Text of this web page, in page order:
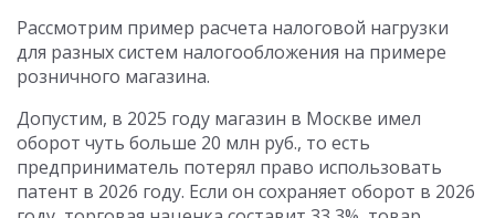
Рассмотрим пример расчета налоговой нагрузки
для разных систем налогообложения на примере
розничного магазина.
Допустим, в 2025 году магазин в Москве имел
оборот чуть больше 20 млн руб., то есть
предприниматель потерял право использовать
патент в 2026 году. Если он сохраняет оборот в 2026